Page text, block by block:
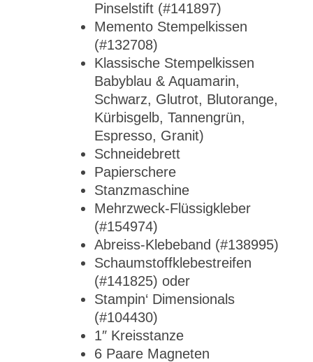
Pinselstift (#141897)
Memento Stempelkissen
(#132708)
Klassische Stempelkissen
Babyblau & Aquamarin,
Schwarz, Glutrot, Blutorange,
Kürbisgelb, Tannengrün,
Espresso, Granit)
Schneidebrett
Papierschere
Stanzmaschine
Mehrzweck-Flüssigkleber
(#154974)
Abreiss-Klebeband (#138995)
Schaumstoffklebestreifen
(#141825) oder
Stampin‘ Dimensionals
(#104430)
1″ Kreisstanze
6 Paare Magneten